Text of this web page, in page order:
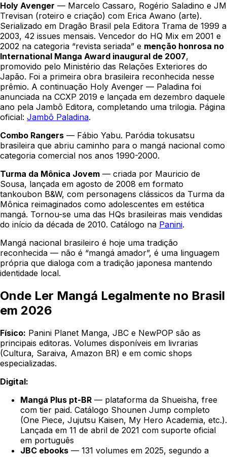
Holy Avenger — Marcelo Cassaro, Rogério Saladino e JM
Trevisan (roteiro e criação) com Erica Awano (arte).
Serializado em Dragão Brasil pela Editora Trama de 1999 a
2003, 42 issues mensais. Vencedor do HQ Mix em 2001 e
2002 na categoria “revista seriada” e menção honrosa no
International Manga Award inaugural de 2007,
promovido pelo Ministério das Relações Exteriores do
Japão. Foi a primeira obra brasileira reconhecida nesse
prêmio. A continuação Holy Avenger — Paladina foi
anunciada na CCXP 2019 e lançada em dezembro daquele
ano pela Jambô Editora, completando uma trilogia. Página
oficial: Jambô Paladina.
Combo Rangers — Fábio Yabu. Paródia tokusatsu
brasileira que abriu caminho para o mangá nacional como
categoria comercial nos anos 1990-2000.
Turma da Mônica Jovem — criada por Mauricio de
Sousa, lançada em agosto de 2008 em formato
tankoubon B&W, com personagens clássicos da Turma da
Mônica reimaginados como adolescentes em estética
mangá. Tornou-se uma das HQs brasileiras mais vendidas
do início da década de 2010. Catálogo na Panini.
Mangá nacional brasileiro é hoje uma tradição
reconhecida — não é “mangá amador”, é uma linguagem
própria que dialoga com a tradição japonesa mantendo
identidade local.
Onde Ler Mangá Legalmente no Brasil
em 2026
Físico: Panini Planet Manga, JBC e NewPOP são as
principais editoras. Volumes disponíveis em livrarias
(Cultura, Saraiva, Amazon BR) e em comic shops
especializadas.
Digital:
Mangá Plus pt-BR — plataforma da Shueisha, free
com tier paid. Catálogo Shounen Jump completo
(One Piece, Jujutsu Kaisen, My Hero Academia, etc.).
Lançada em 11 de abril de 2021 com suporte oficial
em português
JBC ebooks — 131 volumes em 2025, segundo a